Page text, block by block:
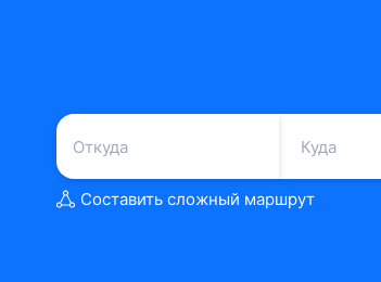
Составить сложный маршрут